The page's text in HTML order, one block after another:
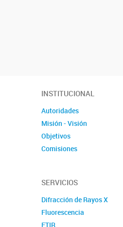
INSTITUCIONAL
Autoridades
Misión - Visión
Objetivos
Comisiones
SERVICIOS
Difracción de Rayos X
Fluorescencia
FTIR